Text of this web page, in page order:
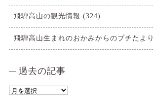
飛騨高山の観光情報 (324)
飛騨高山生まれのおかみからのプチたより
過去の記事
過